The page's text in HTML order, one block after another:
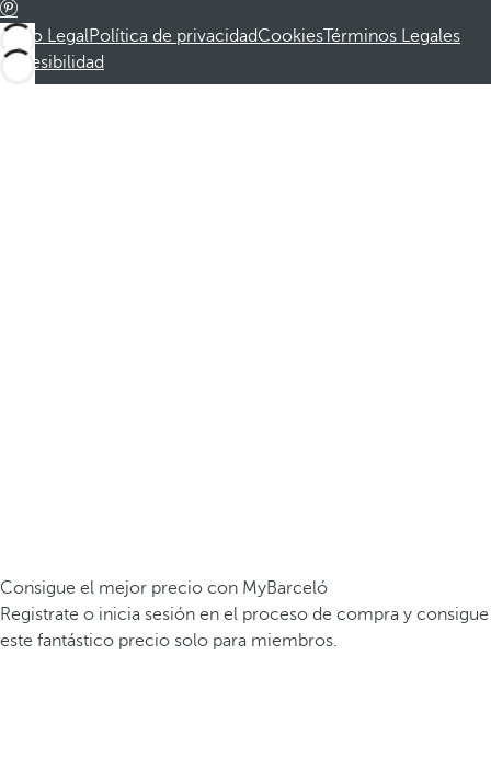
Aviso LegalPolítica de privacidadCookiesTérminos Legales
Accesibilidad
Consigue el mejor precio con MyBarceló
Registrate o inicia sesión en el proceso de compra y consigue
este fantástico precio solo para miembros.